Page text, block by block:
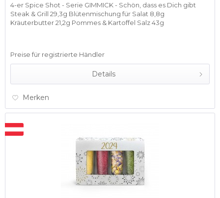
4-er Spice Shot - Serie GIMMICK - Schön, dass es Dich gibt
Steak & Grill 29,3g Blütenmischung für Salat 8,8g
Kräuterbutter 21,2g Pommes & Kartoffel Salz 43g
Preise für registrierte Händler
Details
Merken